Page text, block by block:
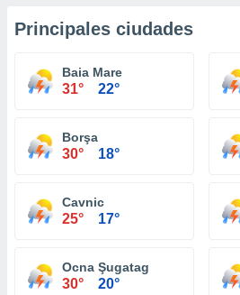
Principales ciudades
Baia Mare
31° 22°
Borşa
30° 18°
Cavnic
25° 17°
Ocna Şugatag
30° 20°